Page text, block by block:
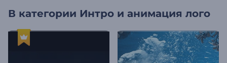
В категории Интро и анимация лого